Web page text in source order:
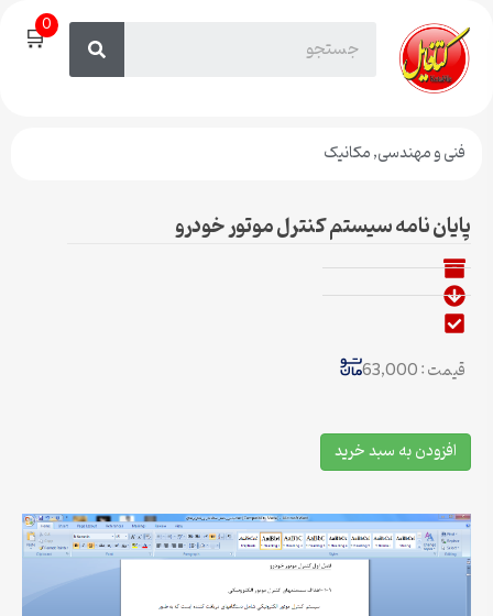
🛒0
فنی و مهندسی,مکانیک
پایان نامه سیستم کنترل موتور خودرو
قیمت : 63,000
افزودن به سبد خرید